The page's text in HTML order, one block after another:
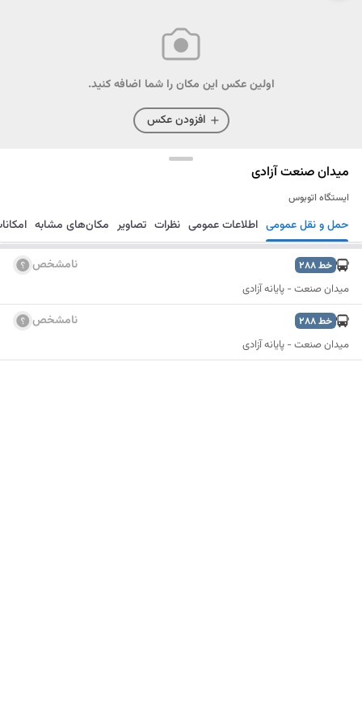
اولین عکس این مکان را شما اضافه کنید.
افزودن عکس
میدان صنعت آزادی
ایستگاه اتوبوس
مسیریابی ذخیره ارسال حمل و نقل عمومی اطلاعات عمومی نظرات تصاویر مکان‌های مشابه
خط288 نامشخص
میدان صنعت - پایانه آزادی
خط288 نامشخص
میدان صنعت - پایانه آزادی